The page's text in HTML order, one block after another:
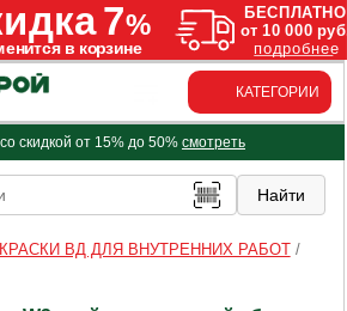
КАТЕГОРИИ
скидкой от 15% до 50% смотреть
КРАСКИ ВД ДЛЯ ВНУТРЕННИХ РАБОТ/